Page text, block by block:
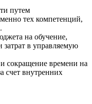
путем
тех компетенций,
на обучение,
затрат в управляемую
сокращение времени на
счет внутренних